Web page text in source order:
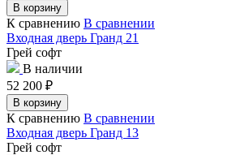
В корзину
К сравнению В сравнении
Входная дверь Гранд 21
Грей софт
В наличии
52 200 ₽
В корзину
К сравнению В сравнении
Входная дверь Гранд 13
Грей софт